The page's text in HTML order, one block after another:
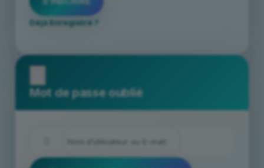
Déjà Enregistré ?
Mot de passe oublié